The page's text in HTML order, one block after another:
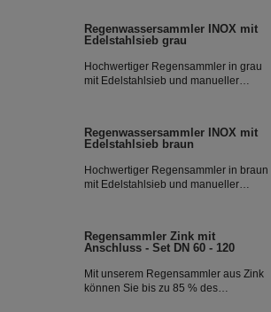
Regenwassersammler INOX mit
Edelstahlsieb grau
Hochwertiger Regensammler in grau
mit Edelstahlsieb und manueller
leitet zuverlässig sauberes
Regenwasser in ihre Regentonne.
Dieser Fallrohrfilter ist bereits 1000-
fach im Einsatz und wird in die ganze
Regenwassersammler INOX mit
Edelstahlsieb braun
Hochwertiger Regensammler in braun
mit Edelstahlsieb und manueller
leitet zuverlässig sauberes
Regenwasser in ihre Regentonne.
Dieser Fallrohrfilter ist bereits 1000-
fach im Einsatz und wird in die ganze
Regensammler Zink mit
Anschluss - Set DN 60 - 120
Mit unserem Regensammler aus Zink
können Sie bis zu 85 % des